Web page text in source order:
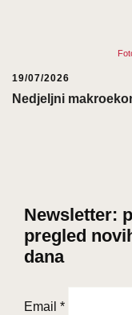
19/07/2026
Nedjeljni
Newsletter:
pregled
dana
Email *